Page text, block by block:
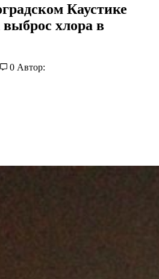
Каустике
хлора в
0 Автор: